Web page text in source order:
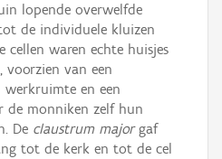
lopende overwelfde
de individuele kluizen
cellen waren echte huisjes
voorzien van een
werkruimte en een
monniken zelf hun
De claustrum majorgaf
tot de kerk en tot de cel